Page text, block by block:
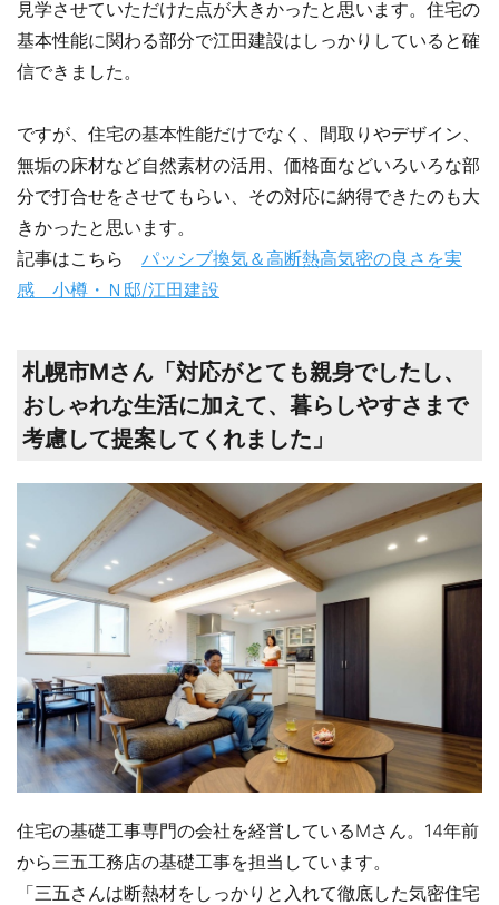
見学させていただけた点が大きかったと思います。住宅の
基本性能に関わる部分で江田建設はしっかりしていると確
信できました。
ですが、住宅の基本性能だけでなく、間取りやデザイン、
無垢の床材など自然素材の活用、価格面などいろいろな部
分で打合せをさせてもらい、その対応に納得できたのも大
きかったと思います。
記事はこちら パッシブ換気＆高断熱高気密の良さを実
感 小樽・Ｎ邸/江田建設
札幌市Mさん「対応がとても親身でしたし、
おしゃれな生活に加えて、暮らしやすさまで
考慮して提案してくれました」
住宅の基礎工事専門の会社を経営しているMさん。14年前
から三五工務店の基礎工事を担当しています。
「三五さんは断熱材をしっかりと入れて徹底した気密住宅